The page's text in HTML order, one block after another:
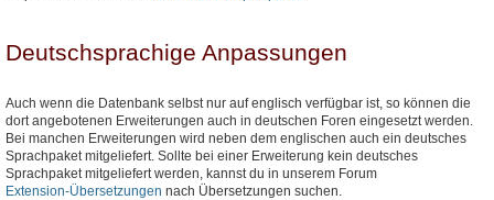
Deutschsprachige Anpassungen
Auch wenn die Datenbank selbst nur auf englisch verfügbar ist, so können die
dort angebotenen Erweiterungen auch in deutschen Foren eingesetzt werden.
Bei manchen Erweiterungen wird neben dem englischen auch ein deutsches
Sprachpaket mitgeliefert. Sollte bei einer Erweiterung kein deutsches
Sprachpaket mitgeliefert werden, kannst du in unserem Forum
Extension-Übersetzungen nach Übersetzungen suchen.